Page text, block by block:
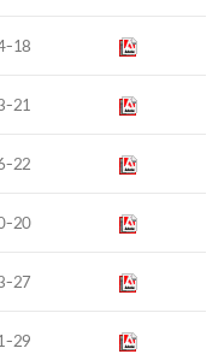
18
21
22
20
27
29